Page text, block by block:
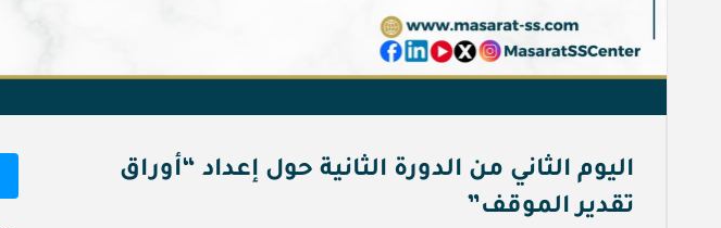
اليوم الثاني من الدورة الثانية حول إعداد “أوراق
تقدير الموقف”